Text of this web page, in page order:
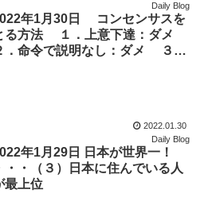
Daily Blog
年1月30日 コンセンサスを
る方法 １．上意下達：ダメ
．命令で説明なし：ダメ ３．
2022.01.30
Daily Blog
年1月29日 日本が世界一！
・・（３）日本に住んでいる人
最上位